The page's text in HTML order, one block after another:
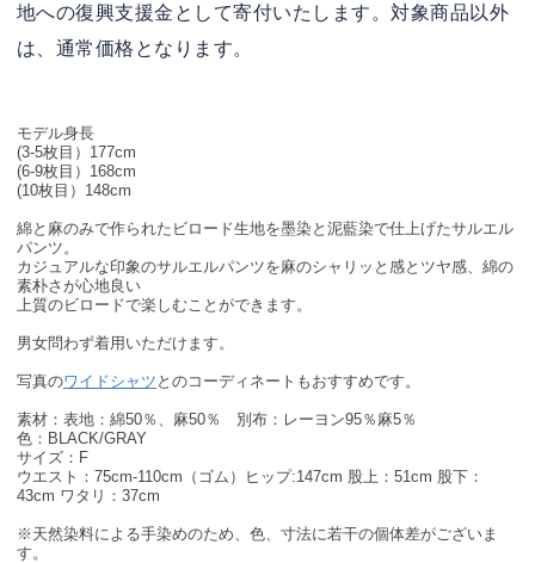
地への復興支援金として寄付いたします。対象商品以外
は、通常価格となります。
モデル身長
(3-5枚目）177cm
(6-9枚目）168cm
(10枚目）148cm
綿と麻のみで作られたビロード生地を墨染と泥藍染で仕上げたサルエル
パンツ。
カジュアルな印象のサルエルパンツを麻のシャリッと感とツヤ感、綿の
素朴さが心地良い
上質のビロードで楽しむことができます。
男女問わず着用いただけます。
写真のワイドシャツ とのコーディネートもおすすめです。
素材：表地：綿50％、麻50％ 別布：レーヨン95％麻5％
色：BLACK/GRAY
サイズ：F
ウエスト：75cm-110cm（ゴム）ヒップ:147cm 股上：51cm 股下：
43cm ワタリ：37cm
※天然染料による手染めのため、色、寸法に若干の個体差がございま
す。